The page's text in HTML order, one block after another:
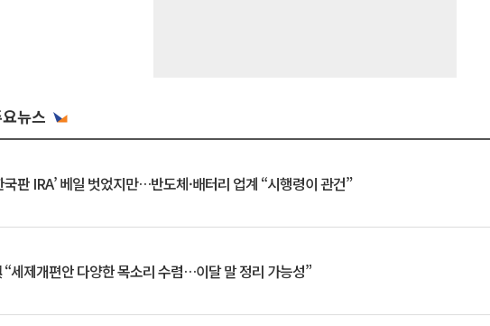
뉴스
국판 IRA’ 베일 벗었지만…반도체·배터리 업계 “시행령이 관건”
“세제개편안 다양한 목소리 수렴…이달 말 정리 가능성”